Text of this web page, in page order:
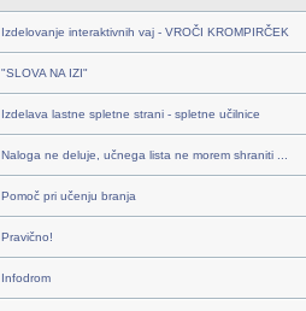
Izdelovanje interaktivnih vaj - VROČI KROMPIRČEK
"SLOVA NA IZI"
Izdelava lastne spletne strani - spletne učilnice
Naloga ne deluje, učnega lista ne morem shraniti ...
Pomoč pri učenju branja
Pravično!
Infodrom